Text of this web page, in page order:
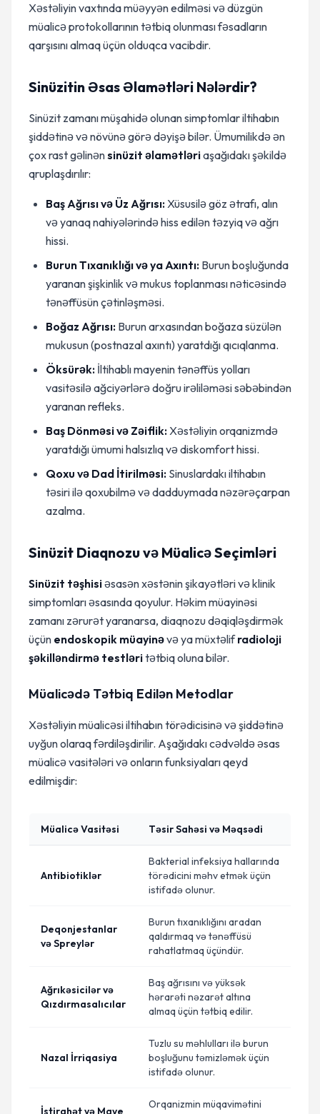
Xəstəliyin vaxtında müəyyən edilməsi və düzgün
müalicə protokollarının tətbiq olunması fəsadların
qarşısını almaq üçün olduqca vacibdir.
Sinüzitin Əsas Əlamətləri Nələrdir?
Sinüzit zamanı müşahidə olunan simptomlar iltihabın
şiddətinə və növünə görə dəyişə bilər. Ümumilikdə ən
çox rast gəlinənsinüzit əlamətləriaşağıdakı şəkildə
qruplaşdırılır:
Baş Ağrısı və Üz Ağrısı:Xüsusilə göz ətrafı, alın
və yanaq nahiyələrində hiss edilən təzyiq və ağrı
hissi.
Burun Tıxanıklığı və ya Axıntı: Burun boşluğunda
yaranan şişkinlik və mukus toplanması nəticəsində
tənəffüsün çətinləşməsi.
Boğaz Ağrısı: Burun arxasından boğaza süzülən
mukusun (postnazal axıntı) yaratdığı qıcıqlanma.
Öksürək: İltihablı mayenin tənəffüs yolları
vasitəsilə ağciyərlərə doğru irəliləməsi səbəbindən
yaranan refleks.
Baş Dönməsi və Zəiflik:Xəstəliyin orqanizmdə
yaratdığı ümumi halsızlıq və diskomfort hissi.
Qoxu və Dad İtirilməsi: Sinuslardakı iltihabın
təsiri ilə qoxubilmə və dadduymada nəzərəçarpan
azalma.
Sinüzit Diaqnozu və Müalicə Seçimləri
Sinüzit təşhisiəsasən xəstənin şikayətləri və klinik
simptomları əsasında qoyulur. Həkim müayinəsi
zamanı zərurət yaranarsa, diaqnozu dəqiqləşdirmək
üçün endoskopik müayinəvə ya müxtəlifradioloji
şəkilləndirmə testləritətbiq oluna bilər.
Müalicədə Tətbiq Edilən Metodlar
Xəstəliyin müalicəsi iltihabın törədicisinə və şiddətinə
uyğun olaraq fərdiləşdirilir. Aşağıdakı cədvəldə əsas
müalicə vasitələri və onların funksiyaları qeyd
edilmişdir:
Müalicə Vasitəsi Təsir Sahəsi və Məqsədi
Antibiotiklər
Bakterial infeksiya hallarında
törədicini məhv etmək üçün
istifadə olunur.
Deqonjestanlar
və Spreylər
Burun tıxanıklığını aradan
qaldırmaq və tənəffüsü
rahatlatmaq üçündür.
Ağrıkəsicilər və
Qızdırmasalıcılar
Baş ağrısını və yüksək
hərarəti nəzarət altına
almaq üçün tətbiq edilir.
Nazal İrriqasiya
Tuzlu su məhlulları ilə burun
boşluğunu təmizləmək üçün
istifadə olunur.
İstirahət və Maye
Orqanizmin müqavimətini